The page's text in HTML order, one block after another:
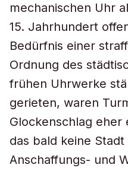
mechanischen Uhr
15. Jahrhundert
Bedürfnis einer
Ordnung des
frühen Uhrwerke
gerieten, waren
Glockenschlag
das bald keine
Anschaffungs- und